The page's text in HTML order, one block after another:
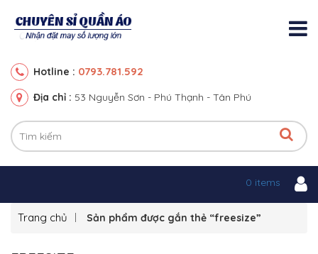
Hotline : 0793.781.592
Địa chỉ : 53 Nguyễn Sơn - Phú Thạnh - Tân Phú
0 items
Trang chủ Sản phẩm được gắn thẻ “freesize”